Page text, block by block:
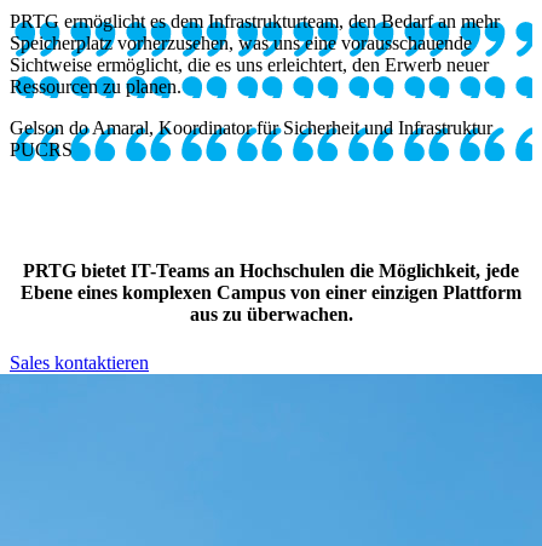
PRTG ermöglicht es dem Infrastrukturteam, den Bedarf an mehr
Speicherplatz vorherzusehen, was uns eine vorausschauende
Sichtweise ermöglicht, die es uns erleichtert, den Erwerb neuer
Ressourcen zu planen.
Gelson do Amaral, Koordinator für Sicherheit und Infrastruktur
PUCRS
PRTG bietet IT-Teams an Hochschulen die Möglichkeit, jede
Ebene eines komplexen Campus von einer einzigen Plattform
aus zu überwachen.
Sales kontaktieren